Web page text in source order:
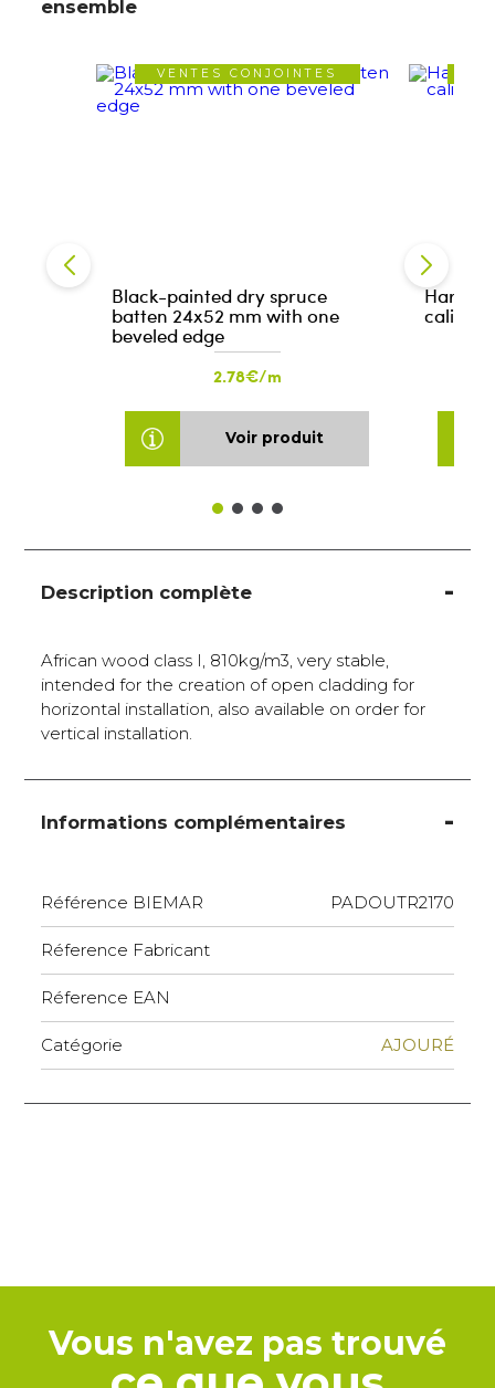
ensemble
VENTES CONJOINTES
Black-painted dry spruce
batten 24x52 mm with one
beveled edge
2.78€/m
Voir produit
Description complète
African wood class I, 810kg/m3, very stable,
intended for the creation of open cladding for
horizontal installation, also available on order for
vertical installation.
Informations complémentaires
Référence BIEMAR PADOUTR2170
Réference Fabricant
Réference EAN
Catégorie AJOURÉ
Vous n'avez pas trouvé